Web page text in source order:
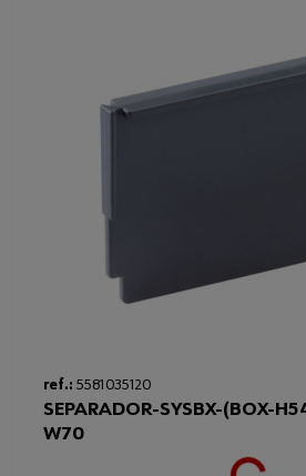
ref.: 5581035120
SEPARADOR-SYSBX-(BOX-
W70
Loading...